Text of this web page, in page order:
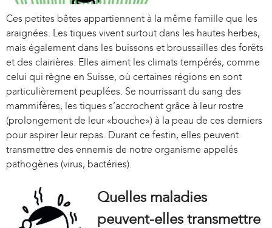
Ces petites bêtes appartiennent à la même famille que les
araignées. Les tiques vivent surtout dans les hautes herbes,
mais également dans les buissons et broussailles des forêts
et des clairières. Elles aiment les climats tempérés, comme
celui qui règne en Suisse, où certaines régions en sont
particulièrement peuplées. Se nourrissant du sang des
mammifères, les tiques s’accrochent grâce à leur rostre
(prolongement de leur «bouche») à la peau de ces derniers
pour aspirer leur repas. Durant ce festin, elles peuvent
transmettre des ennemis de notre organisme appelés
pathogènes (virus, bactéries).
Quelles maladies
peuvent-elles transmettre